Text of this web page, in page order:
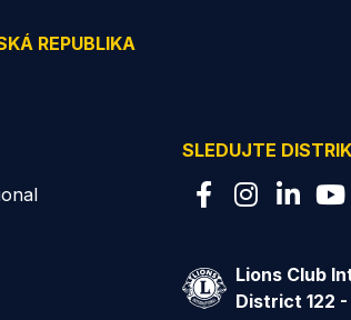
REPUBLIKA
SLEDUJTE
Lions Club
District 122 -